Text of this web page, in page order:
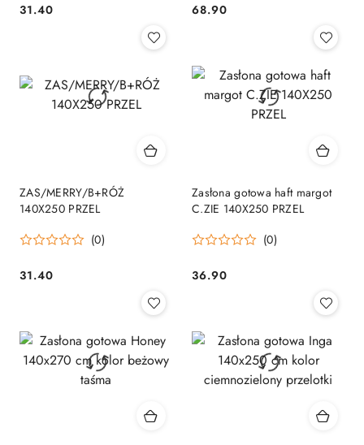
Cena:
31.40 Cena:
68.90
ZAS/MERRY/B+RÓŻ
140X250 PRZEL
(0)
Cena:
31.40
Zasłona gotowa haft margot
C.ZIE 140X250 PRZEL
(0)
Cena:
36.90